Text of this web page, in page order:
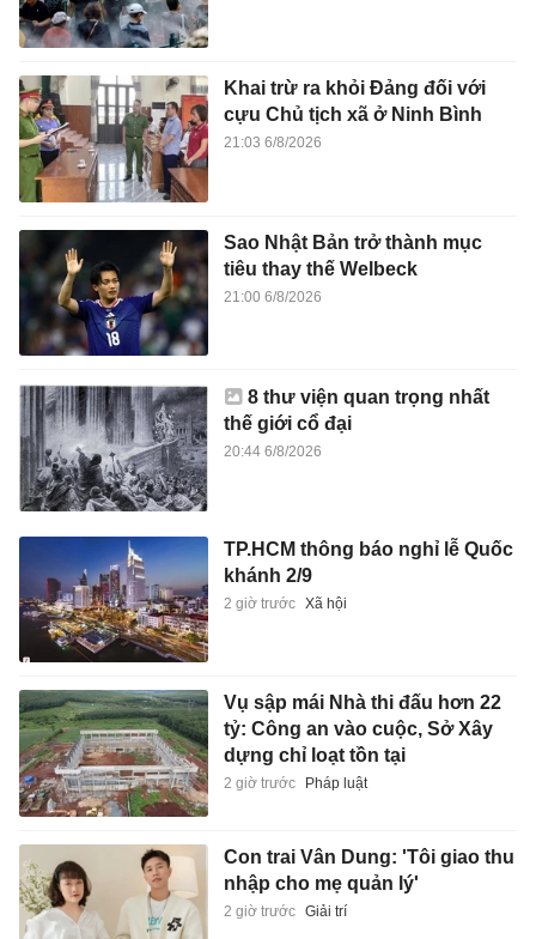
Khai trừ ra khỏi Đảng đối với
cựu Chủ tịch xã ở Ninh Bình
21:03 6/8/2026
Sao Nhật Bản trở thành mục
tiêu thay thế Welbeck
21:00 6/8/2026
8 thư viện quan trọng nhất
thế giới cổ đại
20:44 6/8/2026
TP.HCM thông báo nghỉ lễ Quốc
khánh 2/9
2 giờ trước Xã hội
Vụ sập mái Nhà thi đấu hơn 22
tỷ: Công an vào cuộc, Sở Xây
dựng chỉ loạt tồn tại
2 giờ trước Pháp luật
Con trai Vân Dung: 'Tôi giao thu
nhập cho mẹ quản lý'
2 giờ trước Giải trí